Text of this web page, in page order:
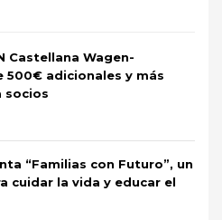
Castellana Wagen-
500€ adicionales y más
socios
“Familias con Futuro”, un
cuidar la vida y educar el